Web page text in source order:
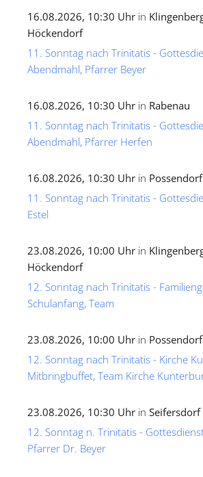
16.08.2026, 10:30 Uhr in
Höckendorf
11. Sonntag nach Trinitatis -
Abendmahl, Pfarrer Beyer
16.08.2026, 10:30 Uhr in Rabenau
11. Sonntag nach Trinitatis -
Abendmahl, Pfarrer Herfen
16.08.2026, 10:30 Uhr in Possendorf
11. Sonntag nach Trinitatis -
Estel
23.08.2026, 10:00 Uhr in
Höckendorf
12. Sonntag nach Trinitatis -
Schulanfang, Team
23.08.2026, 10:00 Uhr in Possendorf
12. Sonntag nach Trinitatis - Kirche
Mitbringbuffet, Team Kirche
23.08.2026, 10:30 Uhr in Seifersdorf
12. Sonntag n. Trinitatis -
Pfarrer Dr. Beyer